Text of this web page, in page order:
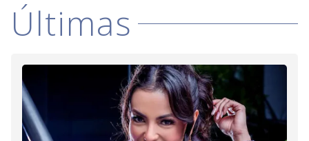
Últimas